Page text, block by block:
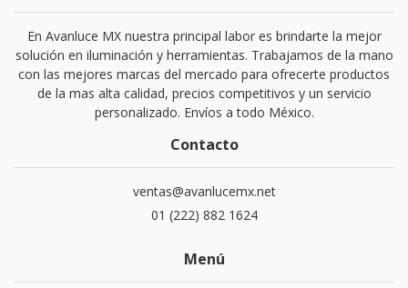
En Avanluce MX nuestra principal labor es brindarte la mejor
solución en iluminación y herramientas. Trabajamos de la mano
con las mejores marcas del mercado para ofrecerte productos
de la mas alta calidad, precios competitivos y un servicio
personalizado. Envíos a todo México.
Contacto
ventas@avanlucemx.net
01 (222) 882 1624
Menú